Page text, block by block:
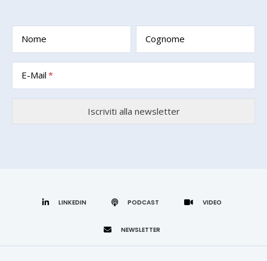
Nome Cognome
E-Mail
LINKEDIN